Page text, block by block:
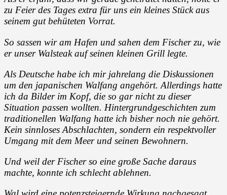
zu Feier des Tages extra für uns ein kleines Stück aus
seinem gut behüteten Vorrat.
So sassen wir am Hafen und sahen dem Fischer zu, wie
er unser Walsteak auf seinen kleinen Grill legte.
Als Deutsche habe ich mir jahrelang die Diskussionen
um den japanischen Walfang angehört. Allerdings hatte
ich da Bilder im Kopf, die so gar nicht zu dieser
Situation passen wollten. Hintergrundgeschichten zum
traditionellen Walfang hatte ich bisher noch nie gehört.
Kein sinnloses Abschlachten, sondern ein respektvoller
Umgang mit dem Meer und seinen Bewohnern.
Und weil der Fischer so eine große Sache daraus
machte, konnte ich schlecht ablehnen.